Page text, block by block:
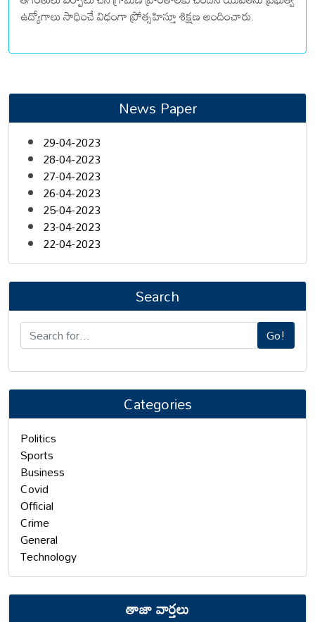
ఉద్యోగాలు సాధించే విధంగా ప్రోత్సహిస్తూ శిక్షణ అందించారు.
News Paper
29-04-2023
28-04-2023
27-04-2023
26-04-2023
25-04-2023
23-04-2023
22-04-2023
Search
Go!
Categories
Politics
Sports
Business
Covid
Official
Crime
General
Technology
తాజా వార్తలు